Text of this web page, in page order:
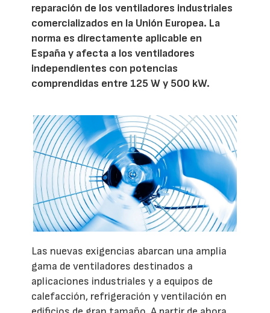
reparación de los ventiladores industriales
comercializados en la Unión Europea. La
norma es directamente aplicable en
España y afecta a los ventiladores
independientes con potencias
comprendidas entre 125 W y 500 kW.
Las nuevas exigencias abarcan una amplia
gama de ventiladores destinados a
aplicaciones industriales y a equipos de
calefacción, refrigeración y ventilación en